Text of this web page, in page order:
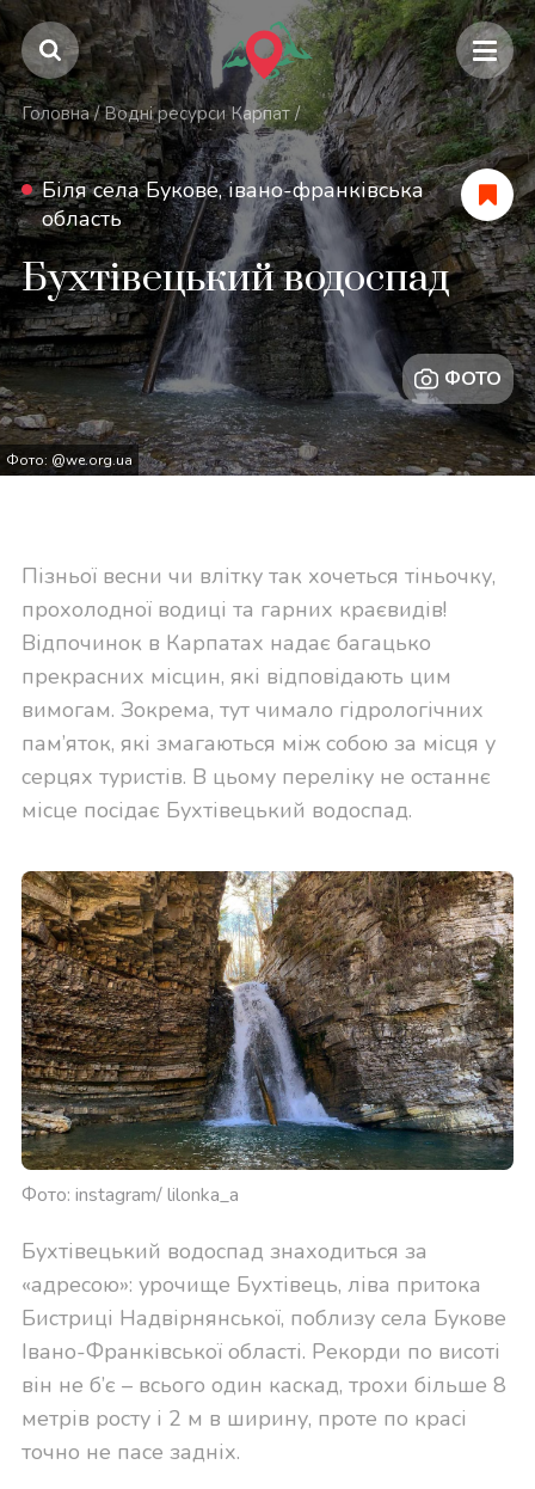
Головна / Водні ресурси Карпат /
Біля села Букове, івано-франківська
область
Бухтівецький водоспад
ФОТО
Фото: @we.org.ua
Пізньої весни чи влітку так хочеться тіньочку,
прохолодної водиці та гарних краєвидів!
Відпочинок в Карпатах надає багацько
прекрасних місцин, які відповідають цим
вимогам. Зокрема, тут чимало гідрологічних
пам’яток, які змагаються між собою за місця у
серцях туристів. В цьому переліку не останнє
місце посідає Бухтівецький водоспад.
Фото: instagram/ lilonka_a
Бухтівецький водоспад знаходиться за
«адресою»: урочище Бухтівець, ліва притока
Бистриці Надвірнянської, поблизу села Букове
Івано-Франківської області. Рекорди по висоті
він не б’є – всього один каскад, трохи більше 8
метрів росту і 2 м в ширину, проте по красі
точно не пасе задніх.